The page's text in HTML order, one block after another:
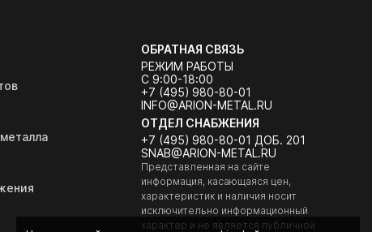
ОБРАТНАЯ СВЯЗЬ
РЕЖИМ РАБОТЫ
С 9:00-18:00
+7 (495) 980-80-01
INFO@ARION-METAL.RU
ОТДЕЛ СНАБЖЕНИЯ
+7 (495) 980-80-01 ДОБ. 201
SNAB@ARION-METAL.RU
Представленная на сайте
информация, касающаяся цен,
характеристик и наличия носит
исключительно информационный
характер и не является публичной